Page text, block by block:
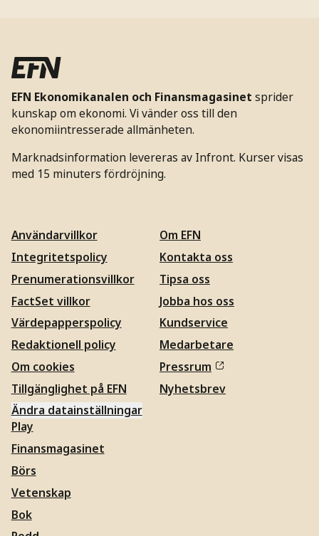
EFN Ekonomikanalen och Finansmagasinet sprider
kunskap om ekonomi. Vi vänder oss till den
ekonomiintresserade allmänheten.
Marknadsinformation levereras av Infront. Kurser visas
med 15 minuters fördröjning.
Användarvillkor
Integritetspolicy
Prenumerationsvillkor
FactSet villkor
Värdepapperspolicy
Redaktionell policy
Om cookies
Tillgänglighet på EFN
Ändra datainställningar
Om EFN
Kontakta oss
Tipsa oss
Jobba hos oss
Kundservice
Medarbetare
Pressrum
Nyhetsbrev
Play
Finansmagasinet
Börs
Vetenskap
Bok